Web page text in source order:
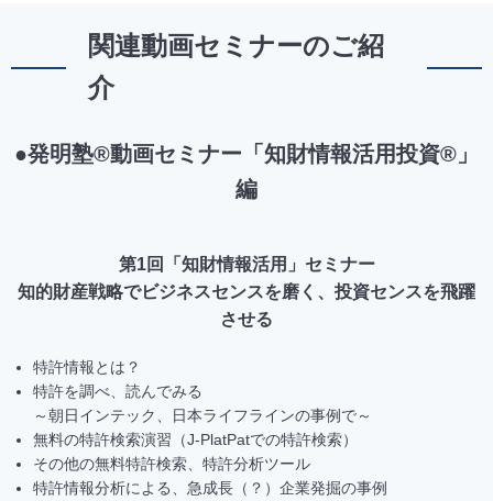
関連動画セミナーのご紹
介
●発明塾®動画セミナー「知財情報活用投資®」
編
第1回「知財情報活用」セミナー
知的財産戦略でビジネスセンスを磨く、投資センスを飛躍
させる
特許情報とは？
特許を調べ、読んでみる
～朝日インテック、日本ライフラインの事例で～
無料の特許検索演習（J-PlatPatでの特許検索）
その他の無料特許検索、特許分析ツール
特許情報分析による、急成長（？）企業発掘の事例